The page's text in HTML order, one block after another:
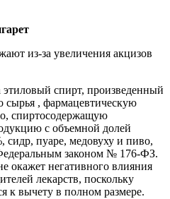
из-за увеличения акцизов
спирт, произведенный
, фармацевтическую
спиртосодержащую
с объемной долей
сидр, пуаре, медовуху и пиво,
законом № 176-ФЗ.
окажет негативного влияния
лекарств, поскольку
к вычету в полном размере.